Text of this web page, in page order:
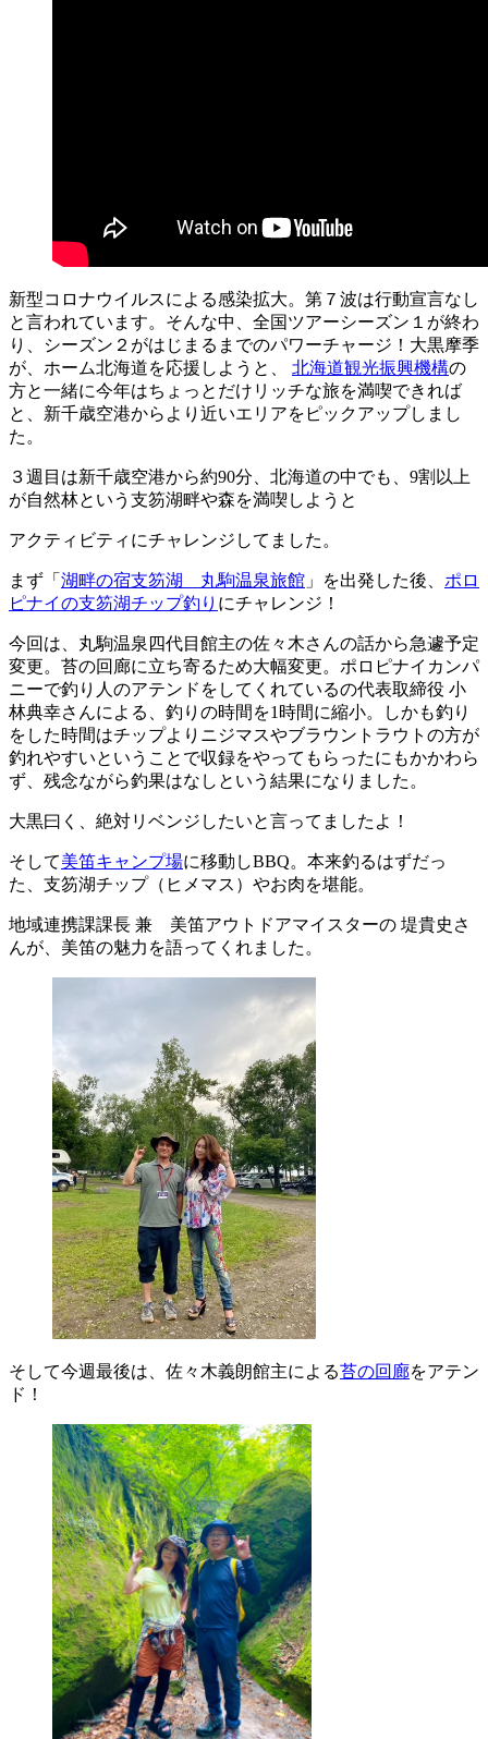
新型コロナウイルスによる感染拡大。第７波は行動宣言なし
と言われています。そんな中、全国ツアーシーズン１が終わ
り、シーズン２がはじまるまでのパワーチャージ！大黒摩季
が、ホーム北海道を応援しようと
北海道観光振興機構の
方と一緒に今年はちょっとだけリッチな旅を満喫できれば
と、新千歳空港からより近いエリアをピックアップしまし
た。
３週目は新千歳空港から約90分、北海道の中でも、9割以上
が自然林という支笏湖畔や森を満喫しようと
アクティビティにチャレンジしてました。
まず「 湖畔の宿支笏湖 丸駒温泉旅館 」を出発した後、 ポロ
ピナイの支笏湖チップ釣り にチャレンジ！
今回は、丸駒温泉四代目館主の佐々木さんの話から急遽予定
変更。苔の回廊に立ち寄るため大幅変更。ポロピナイカンパ
ニーで釣り人のアテンドをしてくれているの代表取締役 小
林典幸さんによる、釣りの時間を1時間に縮小。しかも釣り
をした時間はチップよりニジマスやブラウントラウトの方が
釣れやすいということで収録をやってもらったにもかかわら
ず、残念ながら釣果はなしという結果になりました。
大黒曰く、絶対リベンジしたいと言ってましたよ！
そして美笛キャンプ場に移動しBBQ。本来釣るはずだっ
た、支笏湖チップ（ヒメマス）やお肉を堪能。
地域連携課課長 兼 美笛アウトドアマイスターの 堤貴史さ
んが、美笛の魅力を語ってくれました。
そして今週最後は、佐々木義朗館主による苔の回廊をアテン
ド！